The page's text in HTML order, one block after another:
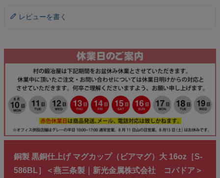
レビューを書く
銅製 黒銅仕上げ マグカップ（ビアマグ）大 16oz［S-
586BL］＜燕三条製｜新光金属株式会社 コパドア＞